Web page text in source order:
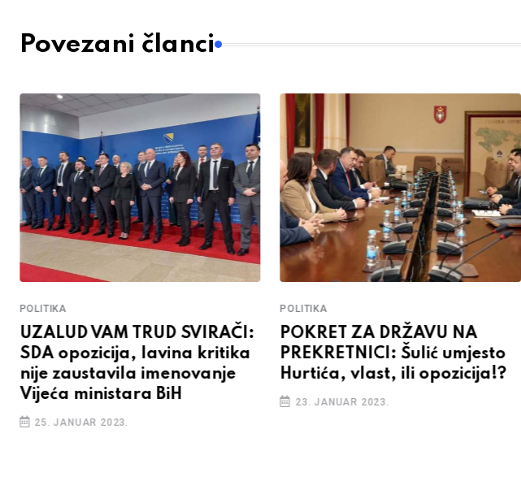
Povezani članci
POLITIKA
POKRET ZA DRŽAVU NA
PREKRETNICI: Šulić umjesto
Hurtića, vlast, ili opozicija!?
23. JANUAR 2023.
POLITIKA
HURTIĆ NIJE DODIKOV:
papir koji to dokazuje,
obećao ostavku ako izda
15. JANUAR 2023.